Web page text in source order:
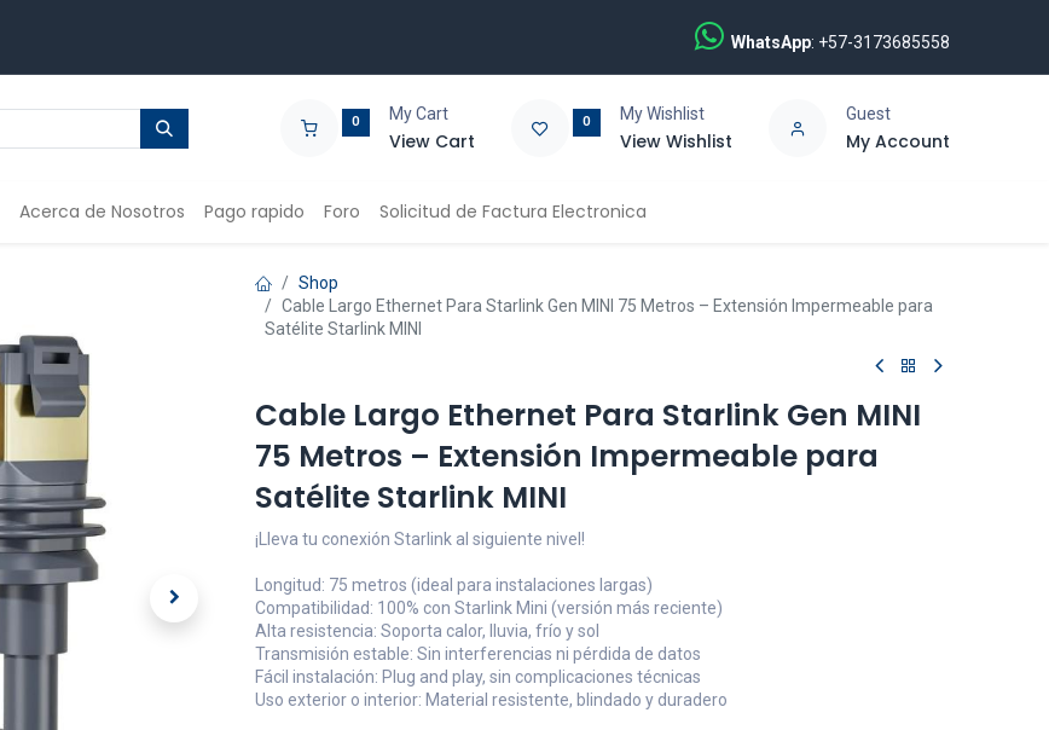
WhatsApp: +57-3173685558
0 My Cart
View Cart
0 My Wishlist
View Wishlist
Guest
My Account
Acerca de Nosotros Pago rapido Foro Solicitud de Factura Electronica
Shop
Cable Largo Ethernet Para Starlink Gen MINI 75 Metros – Extensión Impermeable para
Satélite Starlink MINI
Cable Largo Ethernet Para Starlink Gen MINI
75 Metros – Extensión Impermeable para
Satélite Starlink MINI
¡Lleva tu conexión Starlink al siguiente nivel!
Longitud: 75 metros (ideal para instalaciones largas)
Compatibilidad: 100% con Starlink Mini (versión más reciente)
Alta resistencia: Soporta calor, lluvia, frío y sol
Transmisión estable: Sin interferencias ni pérdida de datos
Fácil instalación: Plug and play, sin complicaciones técnicas
Uso exterior o interior: Material resistente, blindado y duradero